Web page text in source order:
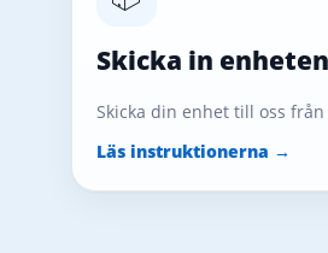
Skicka in enheten
Skicka din enhet till oss från
Läs instruktionerna →